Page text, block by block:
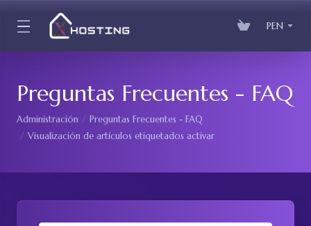
PEN
Preguntas Frecuentes - FAQ
Administración
Preguntas Frecuentes - FAQ
Visualización de artículos etiquetados activar